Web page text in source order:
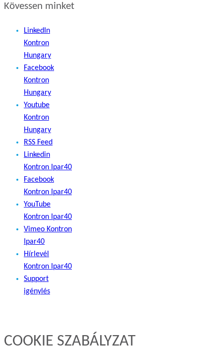
Kövessen minket
LinkedIn
Kontron
Hungary
Facebook
Kontron
Hungary
Youtube
Kontron
Hungary
RSS Feed
Linkedin
Kontron Ipar40
Facebook
Kontron Ipar40
YouTube
Kontron Ipar40
Vimeo Kontron
Ipar40
Hírlevél
Kontron Ipar40
Support
igénylés
COOKIE SZABÁLYZAT